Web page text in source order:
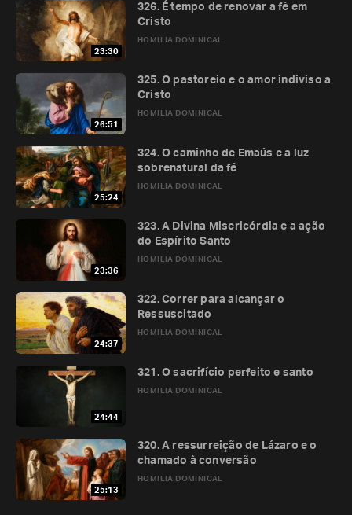
23:30
HOMILIA DOMINICAL
326. É tempo de renovar a fé em
Cristo
26:51
HOMILIA DOMINICAL
325. O pastoreio e o amor indiviso a
Cristo
25:24
HOMILIA DOMINICAL
324. O caminho de Emaús e a luz
sobrenatural da fé
23:36
HOMILIA DOMINICAL
323. A Divina Misericórdia e a ação
do Espírito Santo
24:37
HOMILIA DOMINICAL
322. Correr para alcançar o
Ressuscitado
24:44
HOMILIA DOMINICAL
321. O sacrifício perfeito e santo
25:13
HOMILIA DOMINICAL
320. A ressurreição de Lázaro e o
chamado à conversão